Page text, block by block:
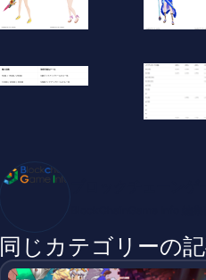
同じカテゴリーの